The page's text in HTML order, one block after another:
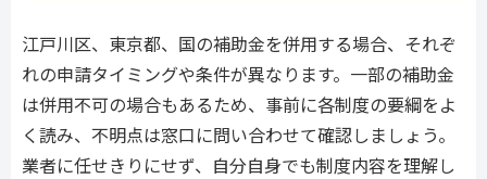
江戸川区、東京都、国の補助金を併用する場合、それぞ
れの申請タイミングや条件が異なります。一部の補助金
は併用不可の場合もあるため、事前に各制度の要綱をよ
く読み、不明点は窓口に問い合わせて確認しましょう。
業者に任せきりにせず、自分自身でも制度内容を理解し